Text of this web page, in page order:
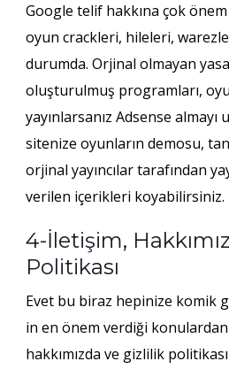
Google telif hakkına çok
oyun crackleri, hileleri,
durumda. Orjinal olmayan yasa
oluşturulmuş programları,
yayınlarsanız Adsense
sitenize oyunların demosu,
orjinal yayıncılar tarafından
verilen içerikleri koyabilirsiniz.
4-İletişim,
Politikası
Evet bu biraz hepinize komik
in en önem verdiği
hakkımızda ve gizlilik